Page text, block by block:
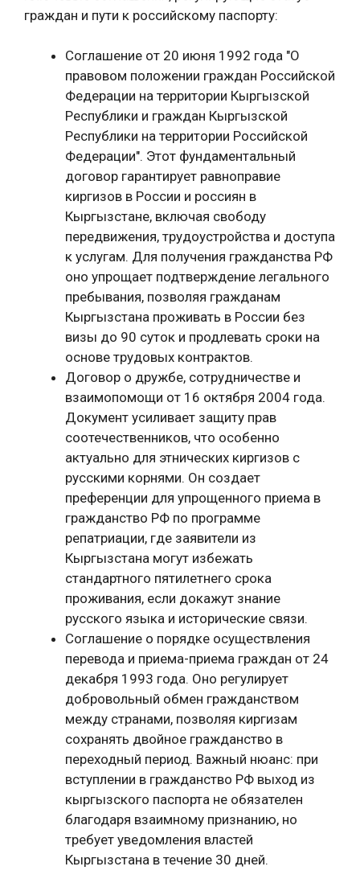
граждан и пути к российскому паспорту:
Соглашение от 20 июня 1992 года "О
правовом положении граждан Российской
Федерации на территории Кыргызской
Республики и граждан Кыргызской
Республики на территории Российской
Федерации". Этот фундаментальный
договор гарантирует равноправие
киргизов в России и россиян в
Кыргызстане, включая свободу
передвижения, трудоустройства и доступа
к услугам. Для получения гражданства РФ
оно упрощает подтверждение легального
пребывания, позволяя гражданам
Кыргызстана проживать в России без
визы до 90 суток и продлевать сроки на
основе трудовых контрактов.
Договор о дружбе, сотрудничестве и
взаимопомощи от 16 октября 2004 года.
Документ усиливает защиту прав
соотечественников, что особенно
актуально для этнических киргизов с
русскими корнями. Он создает
преференции для упрощенного приема в
гражданство РФ по программе
репатриации, где заявители из
Кыргызстана могут избежать
стандартного пятилетнего срока
проживания, если докажут знание
русского языка и исторические связи.
Соглашение о порядке осуществления
перевода и приема-приема граждан от 24
декабря 1993 года. Оно регулирует
добровольный обмен гражданством
между странами, позволяя киргизам
сохранять двойное гражданство в
переходный период. Важный нюанс: при
вступлении в гражданство РФ выход из
кыргызского паспорта не обязателен
благодаря взаимному признанию, но
требует уведомления властей
Кыргызстана в течение 30 дней.